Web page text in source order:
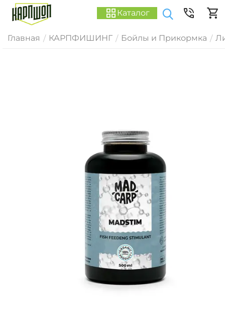
Каталог
Главная / КАРПФИШИНГ / Бойлы и Прикормка /